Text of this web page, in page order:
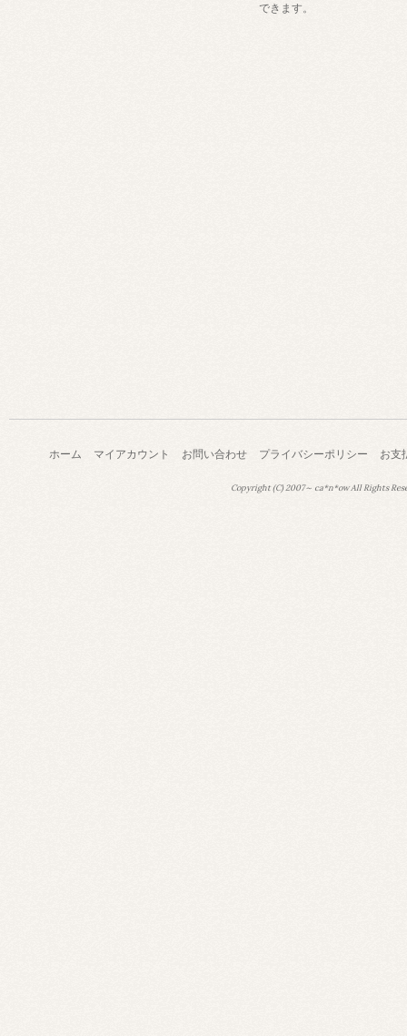
できます。
ホーム マイアカウント お問い合わせ プライバシーポリシー お支
Copyright (C) 2007～ ca*n*ow All Rights